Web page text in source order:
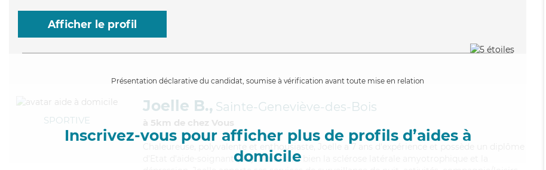
Afficher le profil
Présentation déclarative du candidat, soumise à vérification avant toute mise en relation
Inscrivez-vous pour afficher plus de profils d’aides à
domicile
SPORTIVE
Joelle B., Sainte-Geneviève-des-Bois
à 5km de chez Vous
Chaleureuse
, polyvalente et enthousiaste, Joelle a 7 ans d'expérience et possède un diplôme
d'Etat d'aide-soignant (AS). Maitrisant bien la sclérose latérale amyotrophique et la